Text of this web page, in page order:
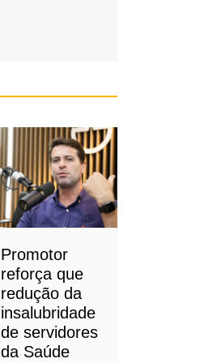
Promotor
reforça que
redução da
insalubridade
de servidores
da Saúde